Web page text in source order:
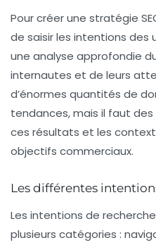
Pour créer une stratégie
de saisir les intentions des
une analyse approfondie
internautes et de leurs
d’énormes quantités de
tendances, mais il faut
ces résultats et les
objectifs commerciaux.
Les différentes
Les intentions de
plusieurs catégories :